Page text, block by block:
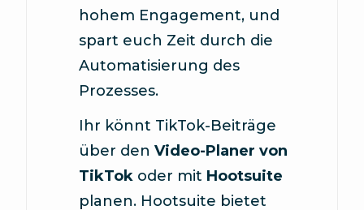
hohem Engagement, und
spart euch Zeit durch die
Automatisierung des
Prozesses.
Ihr könnt TikTok-Beiträge
über den Video-Planer von
TikTok oder mit Hootsuite
planen. Hootsuite bietet